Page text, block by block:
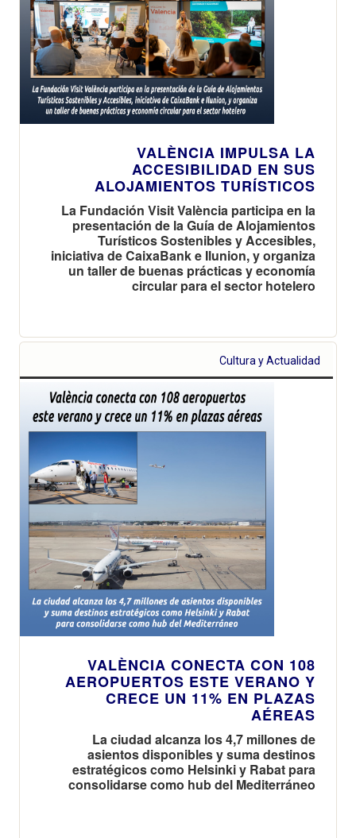
VALÈNCIA IMPULSA LA
ACCESIBILIDAD EN SUS
ALOJAMIENTOS TURÍSTICOS
La Fundación Visit València participa en la
presentación de la Guía de Alojamientos
Turísticos Sostenibles y Accesibles,
iniciativa de CaixaBank e Ilunion, y organiza
un taller de buenas prácticas y economía
circular para el sector hotelero
Cultura y Actualidad
VALÈNCIA CONECTA CON 108
AEROPUERTOS ESTE VERANO Y
CRECE UN 11% EN PLAZAS
AÉREAS
La ciudad alcanza los 4,7 millones de
asientos disponibles y suma destinos
estratégicos como Helsinki y Rabat para
consolidarse como hub del Mediterráneo